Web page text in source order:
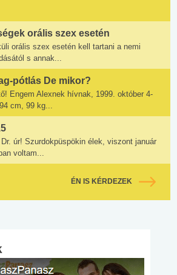
orális szex esetén
orális szex esetén kell tartani a nemi
s annak...
pótlás De mikor?
Engem Alexnek hívnak, 1999. október 4-
cm, 99 kg...
úr! Szurdokpüspökin élek, viszont január
voltam...
ÉN IS KÉRDEZEK